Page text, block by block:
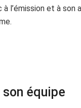
l’émission et à son
équipe